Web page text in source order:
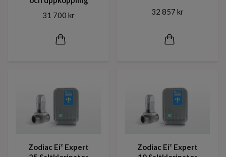
31 700 kr
32 857 kr
Zodiac Ei² Expert
Zodiac Ei² Expert